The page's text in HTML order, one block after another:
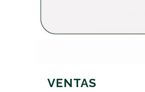
VENTAS